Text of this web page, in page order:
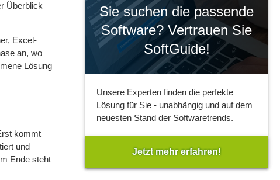
Überblick
Excel-
an, wo
Lösung
kommt
und
Ende steht
Sie suchen die passende
Software? Vertrauen Sie
SoftGuide!
Unsere Experten finden die perfekte
Lösung für Sie - unabhängig und auf dem
neuesten Stand der Softwaretrends.
Jetzt mehr erfahren!